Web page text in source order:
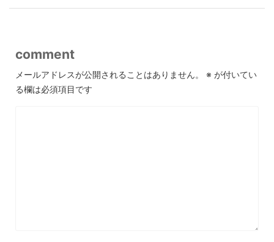
comment
メールアドレスが公開されることはありません。 ※ が付いてい
る欄は必須項目です